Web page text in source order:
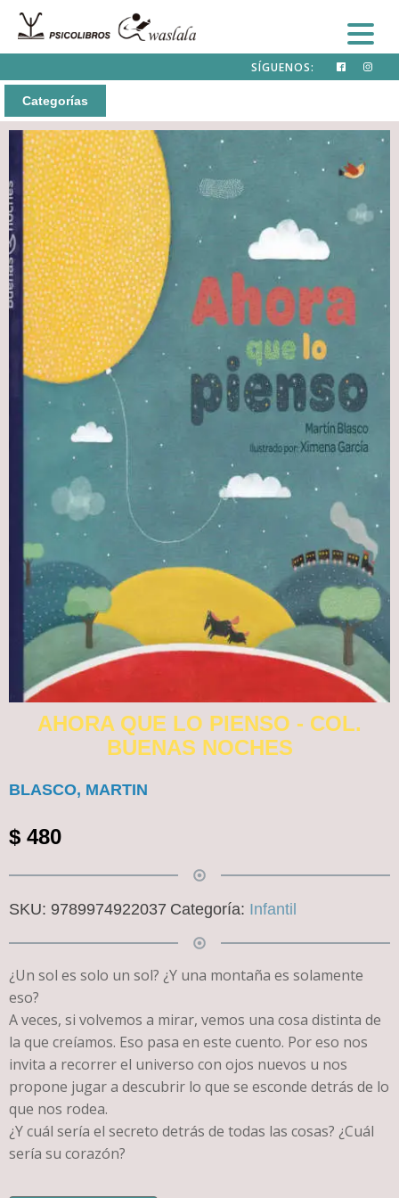
SÍGUENOS:
Categorías
AHORA QUE LO PIENSO - COL.
BUENAS NOCHES
BLASCO, MARTIN
$ 480
SKU: 9789974922037 Categoría: Infantil
¿Un sol es solo un sol? ¿Y una montaña es solamente
eso?
A veces, si volvemos a mirar, vemos una cosa distinta de
la que creíamos. Eso pasa en este cuento. Por eso nos
invita a recorrer el universo con ojos nuevos u nos
propone jugar a descubrir lo que se esconde detrás de lo
que nos rodea.
¿Y cuál sería el secreto detrás de todas las cosas? ¿Cuál
sería su corazón?